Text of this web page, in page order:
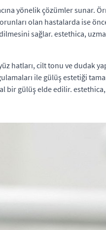
yönelik çözümler sunar.
olan hastalarda ise
sağlar. estethica,
hatları, cilt tonu ve dudak
ile gülüş estetiği
gülüş elde edilir.